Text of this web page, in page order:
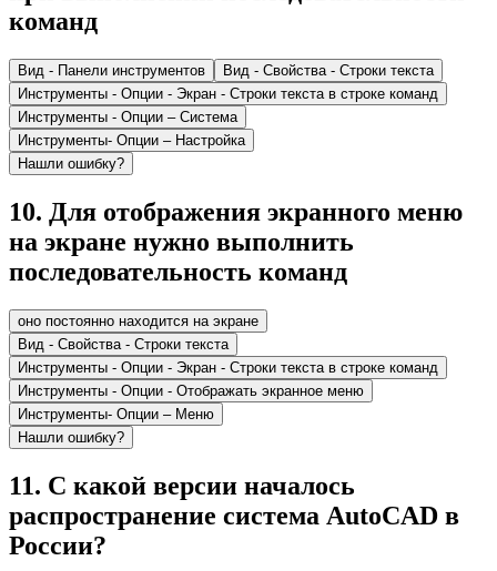
команд
Вид - Панели инструментов
Вид - Свойства - Строки текста
Инструменты - Опции - Экран - Строки текста в строке команд
Инструменты - Опции – Система
Инструменты- Опции – Настройка
Нашли ошибку?
10. Для отображения экранного меню
на экране нужно выполнить
последовательность команд
оно постоянно находится на экране
Вид - Свойства - Строки текста
Инструменты - Опции - Экран - Строки текста в строке команд
Инструменты - Опции - Отображать экранное меню
Инструменты- Опции – Меню
Нашли ошибку?
11. С какой версии началось
распространение система AutoCAD в
России?